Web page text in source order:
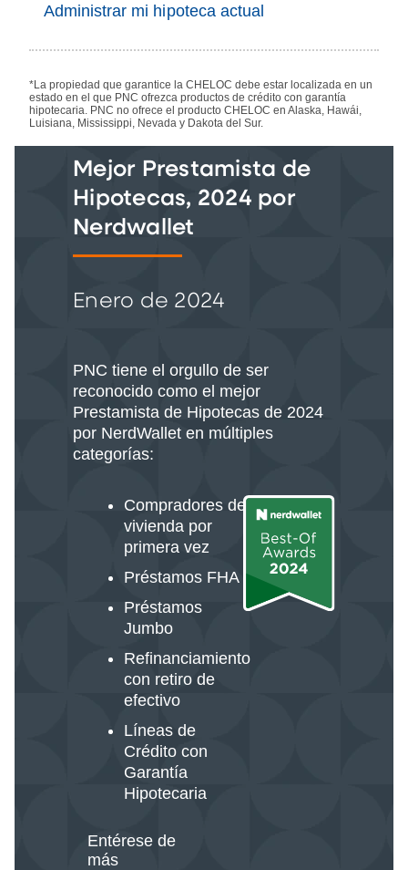
Administrar mi hipoteca actual
*La propiedad que garantice la CHELOC debe estar localizada en un
estado en el que PNC ofrezca productos de crédito con garantía
hipotecaria. PNC no ofrece el producto CHELOC en Alaska, Hawái,
Luisiana, Mississippi, Nevada y Dakota del Sur.
Mejor Prestamista de
Hipotecas, 2024 por
Nerdwallet
Enero de 2024
PNC tiene el orgullo de ser
reconocido como el mejor
Prestamista de Hipotecas de 2024
por NerdWallet en múltiples
categorías:
Compradores de
vivienda por
primera vez
Préstamos FHA
Préstamos
Jumbo
Refinanciamiento
con retiro de
efectivo
Líneas de
Crédito con
Garantía
Hipotecaria
Entérese de
más